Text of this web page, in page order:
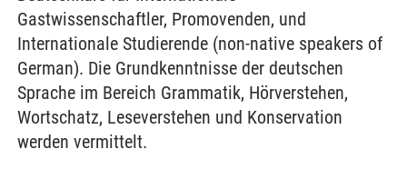
Gastwissenschaftler, Promovenden, und
Internationale Studierende (non-native speakers of
German). Die Grundkenntnisse der deutschen
Sprache im Bereich Grammatik, Hörverstehen,
Wortschatz, Leseverstehen und Konservation
werden vermittelt.